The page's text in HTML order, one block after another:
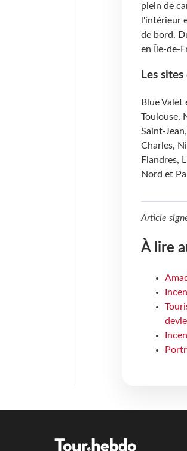
plein de
l'intérieur
de bord.
en Île-de-
Les
Blue
Toulouse,
Saint-
Charles,
Flandres,
Nord et
Article
À lire